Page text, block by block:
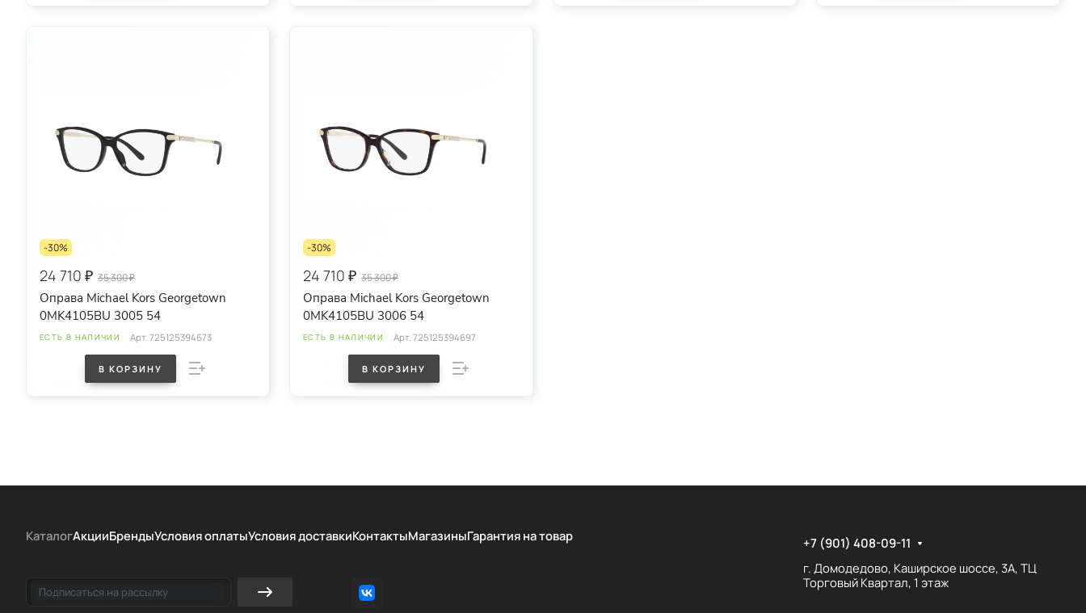
-30%
24 710 ₽ 35 300 ₽
Оправа Michael Kors Georgetown
0MK4105BU 3005 54
ЕСТЬ В НАЛИЧИИ Арт.725125394673
В КОРЗИНУ
-30%
24 710 ₽ 35 300 ₽
Оправа Michael Kors Georgetown
0MK4105BU 3006 54
ЕСТЬ В НАЛИЧИИ Арт.725125394697
В КОРЗИНУ
КаталогАкцииБрендыУсловия оплатыУсловия доставкиКонтактыМагазиныГарантия на товар +7 (901) 408-09-11
г. Домодедово, Каширское шоссе, 3А, ТЦ
Торговый Квартал, 1 этаж